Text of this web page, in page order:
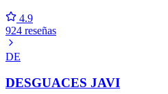
4.9
924 reseñas
DE
DESGUACES JAVI